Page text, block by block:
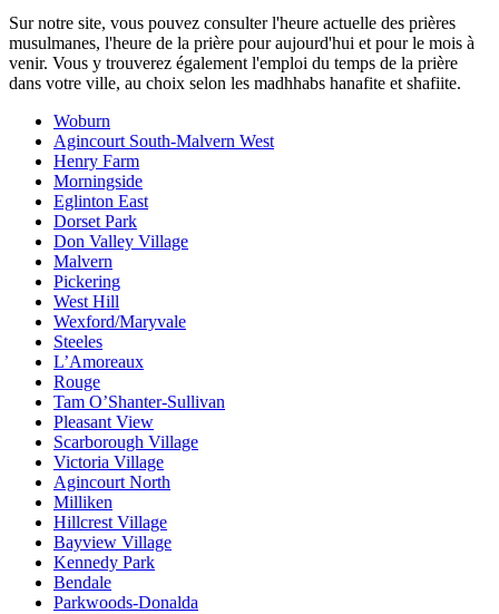
Sur notre site, vous pouvez consulter l'heure actuelle des prières
musulmanes, l'heure de la prière pour aujourd'hui et pour le mois à
venir. Vous y trouverez également l'emploi du temps de la prière
dans votre ville, au choix selon les madhhabs hanafite et shafiite.
Woburn
Agincourt South-Malvern West
Henry Farm
Morningside
Eglinton East
Dorset Park
Don Valley Village
Malvern
Pickering
West Hill
Wexford/Maryvale
Steeles
L’Amoreaux
Rouge
Tam O’Shanter-Sullivan
Pleasant View
Scarborough Village
Victoria Village
Agincourt North
Milliken
Hillcrest Village
Bayview Village
Kennedy Park
Bendale
Parkwoods-Donalda